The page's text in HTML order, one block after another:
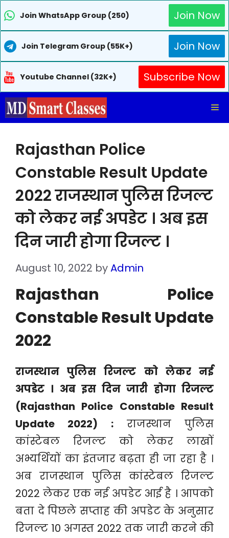
Join WhatsApp Group (250) Join Now
Join Telegram Group (55K+) Join Now
Youtube Channel (32K+)
Subscribe Now
Skip
to
Rajasthan Police
Constable Result Update
2022 राजस्थान पुलिस रिजल्ट
को लेकर नई अपडेट । अब इस
दिन जारी होगा रिजल्ट ।
August 10, 2022 byAdmin
Rajasthan Police
Constable Result Update
2022
राजस्थान पुलिस रिजल्ट को लेकर नई
अपडेट । अब इस दिन जारी होगा रिजल्ट
(Rajasthan Police Constable Result
Update 2022) :राजस्थान पुलिस
कांस्टेबल रिजल्ट को लेकर लाखों
अभ्यर्थियों का इंतजार बढ़ता ही जा रहा है ।
अब राजस्थान पुलिस कांस्टेबल रिजल्ट
2022 लेकर एक नई अपडेट आई है । आपको
बता दे पिछले सप्ताह की अपडेट के अनुसार
रिजल्ट 10 अगस्त 2022 तक जारी करने की